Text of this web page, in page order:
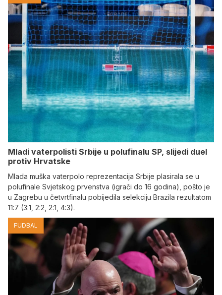
Mladi vaterpolisti Srbije u polufinalu SP, slijedi duel
protiv Hrvatske
Mlada muška vaterpolo reprezentacija Srbije plasirala se u
polufinale Svjetskog prvenstva (igrači do 16 godina), pošto je
u Zagrebu u četvrtfinalu pobijedila selekciju Brazila rezultatom
11:7 (3:1, 2:2, 2:1, 4:3).
FUDBAL